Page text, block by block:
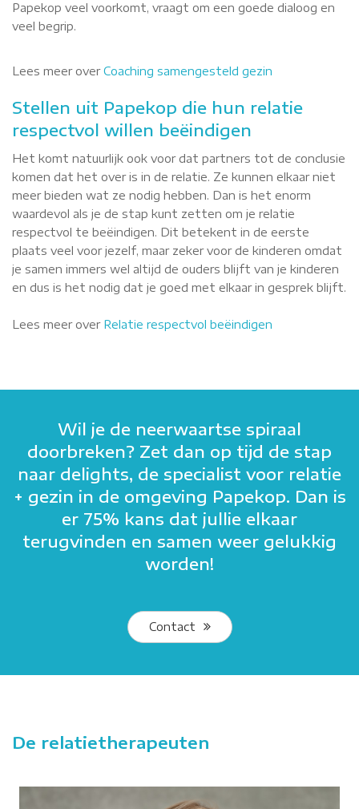
Papekop veel voorkomt, vraagt om een goede dialoog en
veel begrip.
Lees meer overCoaching samengesteld gezin
Stellen uit Papekop die hun relatie
respectvol willen beëindigen
Het komt natuurlijk ook voor dat partners tot de conclusie
komen dat het over is in de relatie. Ze kunnen elkaar niet
meer bieden wat ze nodig hebben. Dan is het enorm
waardevol als je de stap kunt zetten om je relatie
respectvol te beëindigen. Dit betekent in de eerste
plaats veel voor jezelf, maar zeker voor de kinderen omdat
je samen immers wel altijd de ouders blijft van je kinderen
en dus is het nodig dat je goed met elkaar in gesprek blijft.
Lees meer over Relatie respectvol beëindigen
Wil je de neerwaartse spiraal
doorbreken? Zet dan op tijd de stap
naar delights, de specialist voor relatie
+ gezin in de omgeving Papekop. Dan is
er 75% kans dat jullie elkaar
terugvinden en samen weer gelukkig
worden!
Contact
De relatietherapeuten